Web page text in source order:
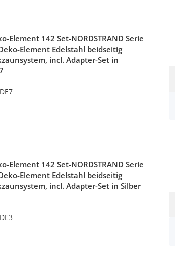
Element 142 Set-NORDSTRAND Serie
Element Edelstahl beidseitig
incl. Adapter-Set in
Element 142 Set-NORDSTRAND Serie
Element Edelstahl beidseitig
incl. Adapter-Set in Silber